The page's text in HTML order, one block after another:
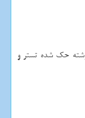
حک شده تستر و